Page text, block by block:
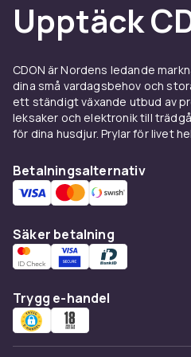
avlägsna framtider som
rätt bland vårascience
filmatiseringar som
med moderna favoriter
Maryoch böcker från
universumet.
Fantasy och
för barn och
yngre läsare. Letar du
barn eller spännande
ungdomar kan det också
blandungdomsböcker
hittar fler äventyr
läsnivå.
Upptäck
CDON är Nordens ledande
dina små vardagsbehov och
ett ständigt växande utbud av
leksaker och elektronik till
för dina husdjur. Prylar för livet
Betalningsalternativ
Säker betalning
Trygg e-handel